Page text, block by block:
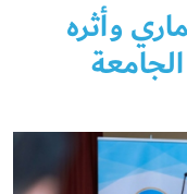
وأثره